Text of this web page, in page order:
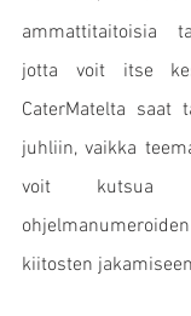
ammattitaitoisia
jotta voit itse
CaterMatelta saat
juhliin, vaikka
voit kutsua
kiitosten